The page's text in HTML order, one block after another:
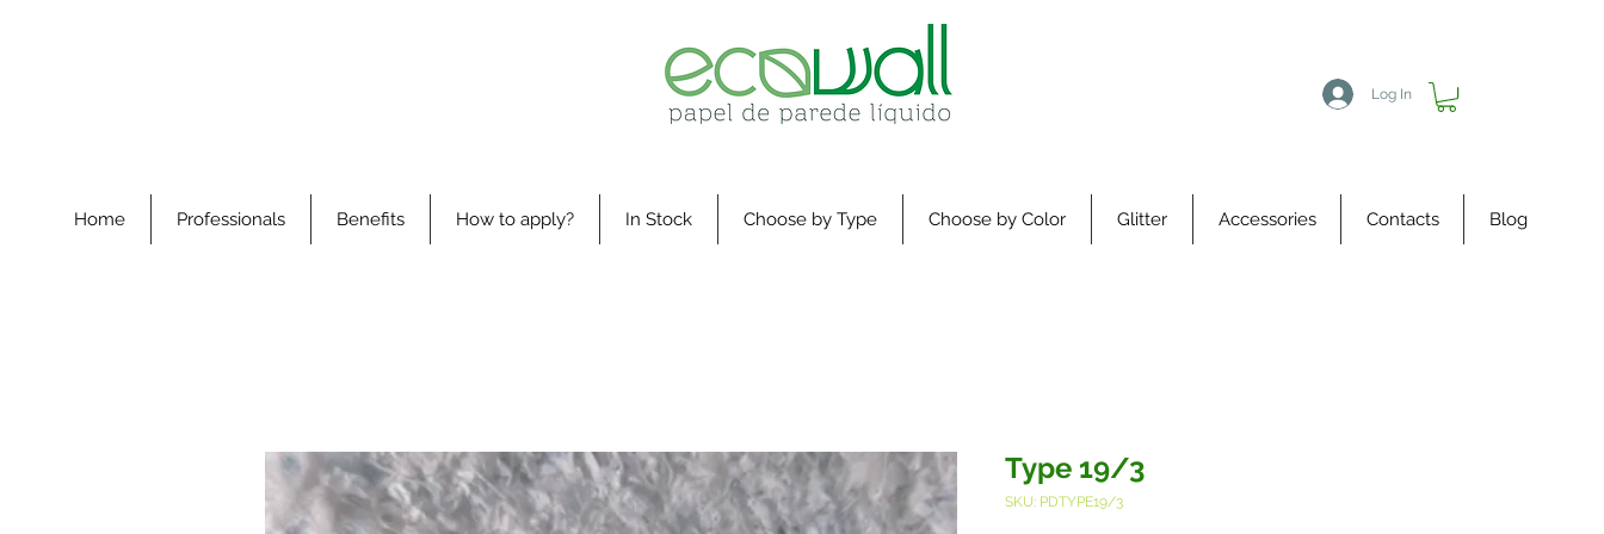
Log In
Home Professionals Benefits How to apply? In Stock Choose by Type Choose by Color Glitter Accessories Contacts Blog
Type 19/3
SKU: PDTYPE19/3